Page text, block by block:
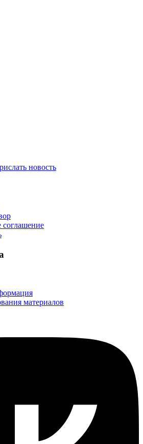
новость
соглашение
материалов